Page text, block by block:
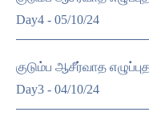
Day4 - 05/10/24
குடும்ப ஆசீர்வாத
Day3 - 04/10/24